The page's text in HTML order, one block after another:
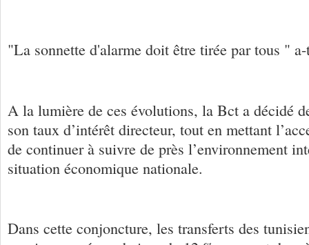
"La sonnette d'alarme doit être tirée par tous "
A la lumière de ces évolutions, la Bct a décidé
son taux d’intérêt directeur, tout en mettant
de continuer à suivre de près l’environnement
situation économique nationale.
Dans cette conjoncture, les transferts des